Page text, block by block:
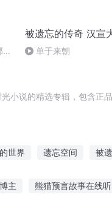
被遗忘的传奇 汉宣
单于来朝
小说的精选专辑，包含正
世界 遗忘空间 被
主 熊猫预言故事在线听